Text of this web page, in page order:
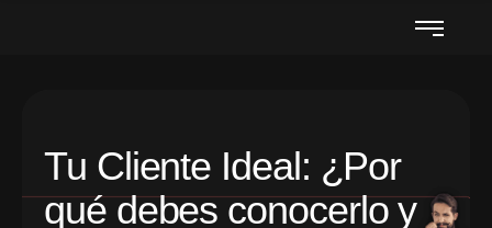
Tu Cliente Ideal: ¿Por
qué debes conocerlo y